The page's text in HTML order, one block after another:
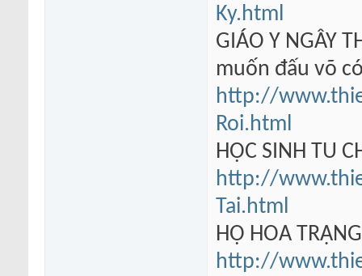
Ky.html
GIÁO Y NGÂY
muốn đấu võ
http://
Roi.html
HỌC SINH TU
http://
Tai.html
HỘ HOA
http://